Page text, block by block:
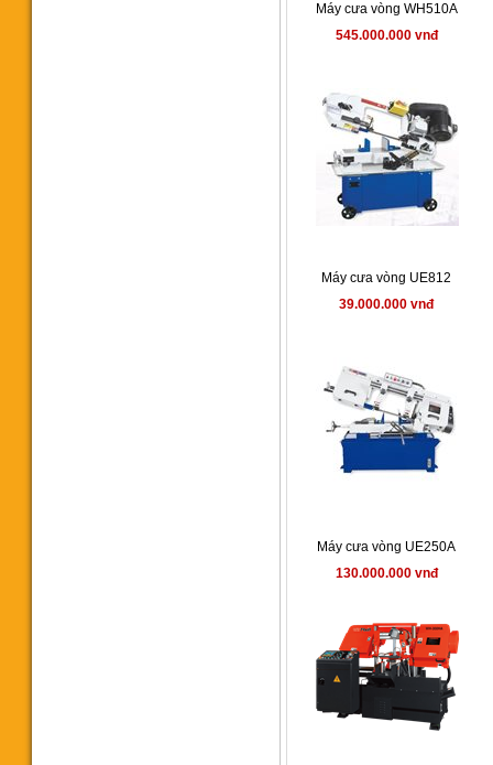
Máy cưa vòng WH510A
545.000.000 vnđ
Máy cưa vòng UE812
39.000.000 vnđ
Máy cưa vòng UE250A
130.000.000 vnđ